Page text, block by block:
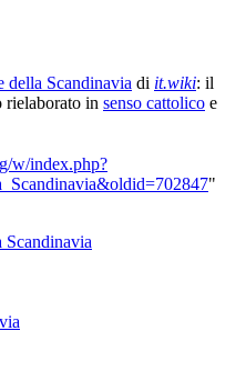
della Scandinavia di it.wiki: il
rielaborato in senso cattolico e
w/index.php?
"
Scandinavia